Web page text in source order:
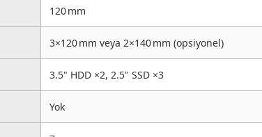
120 mm
3×120 mm veya 2×140 mm (opsiyonel)
3.5" HDD ×2, 2.5" SSD ×3
Yok